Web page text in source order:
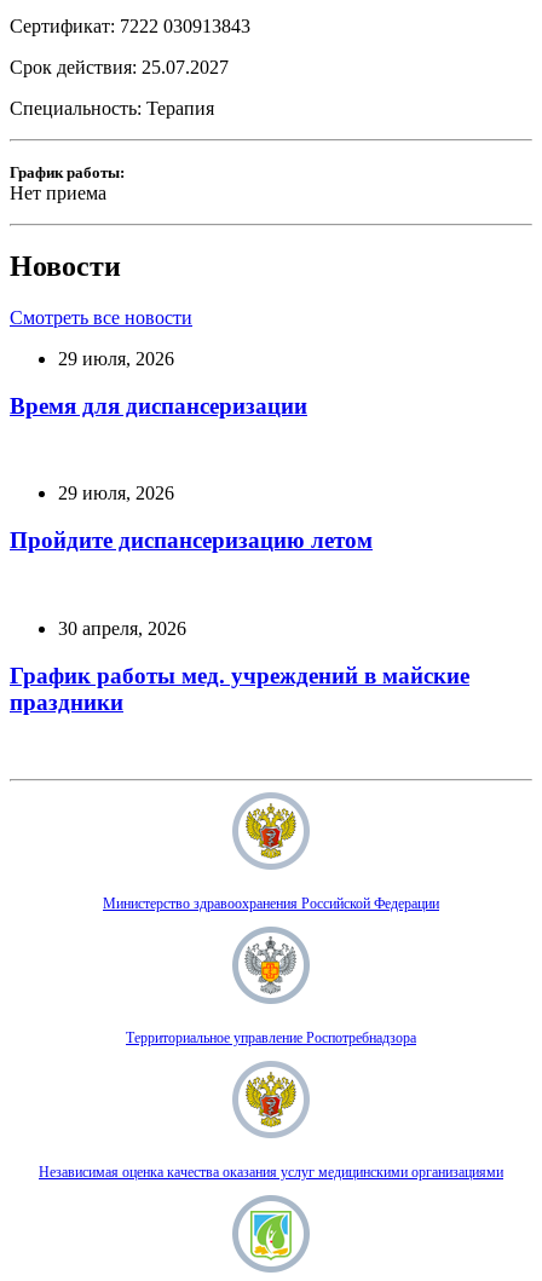
Сертификат: 7222 030913843
Срок действия: 25.07.2027
Специальность: Терапия
График работы:
Нет приема
Новости
Смотреть все новости
29 июля, 2026
Время для диспансеризации
29 июля, 2026
Пройдите диспансеризацию летом
30 апреля, 2026
График работы мед. учреждений в майские
праздники
Министерство здравоохранения Российской Федерации
Территориальное управление Роспотребнадзора
Независимая оценка качества оказания услуг медицинскими организациями